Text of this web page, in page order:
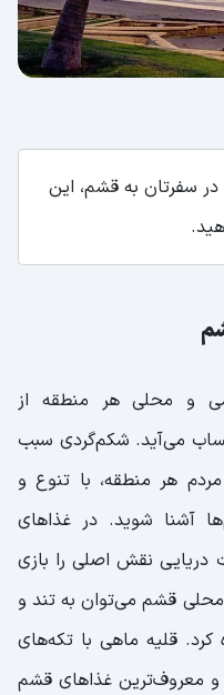
سفرتان به قشم، این
و محلی هر منطقه از
می‌آید. شکم‌گردی سبب
مردم هر منطقه، با تنوع و
آشنا ‌شوید. در غذاهای
نقش اصلی را بازی
محلی قشم می‌توان به تند و
کرد. قلیه ماهی با تکه‌های
معروف‌ترین غذاهای قشم